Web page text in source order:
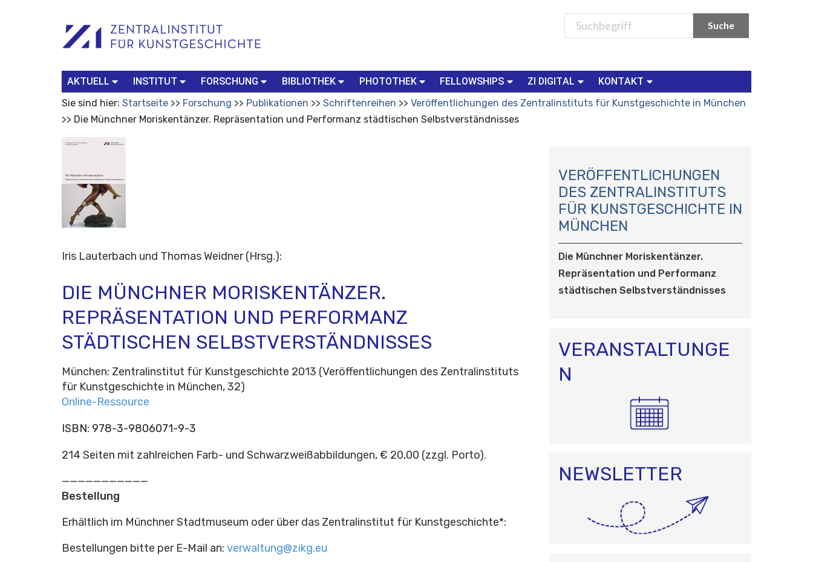
Werkzeuge
Search…
AKTUELL INSTITUT FORSCHUNG BIBLIOTHEK PHOTOTHEK FELLOWSHIPS ZI DIGITAL
KONTAKT
Sie sind hier: Startseite Forschung Publikationen Schriftenreihen
Veröffentlichungen des Zentralinstituts für Kunstgeschichte in München
Die Münchner Moriskentänzer. Repräsentation und Performanz städtischen Selbstverständnisses
Iris Lauterbach und Thomas Weidner(Hrsg.):
DIE MÜNCHNER MORISKENTÄNZER.
REPRÄSENTATION UND PERFORMANZ
STÄDTISCHEN SELBSTVERSTÄNDNISSES
München: Zentralinstitut für Kunstgeschichte 2013 (Veröffentlichungen des Zentralinstituts
für Kunstgeschichte in München, 32)
Online-Ressource
ISBN: 978-3-9806071-9-3
214 Seiten mit zahlreichen Farb- und Schwarzweißabbildungen, € 20,00 (zzgl. Porto).
———————————
Bestellung
Erhältlich im Münchner Stadtmuseum oder über das Zentralinstitut für Kunstgeschichte*:
Bestellungen bitte per E-Mail an: verwaltung@zikg.eu
A
V
I
G
A
T
I
O
N
VERÖFFENTLICHUNGEN
DES ZENTRALINSTITUTS
FÜR KUNSTGESCHICHTE IN
MÜNCHEN
Die Münchner Moriskentänzer.
Repräsentation und Performanz
städtischen Selbstverständnisses
VERANSTALTUNGE
N
NEWSLETTER